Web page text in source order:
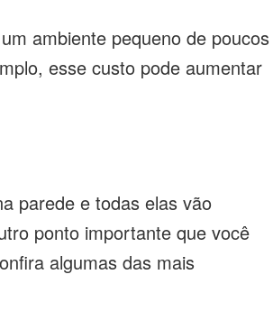
ambiente pequeno de poucos
esse custo pode aumentar
parede e todas elas vão
ponto importante que você
algumas das mais